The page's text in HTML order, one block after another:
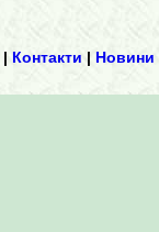
| Контакти | Новини